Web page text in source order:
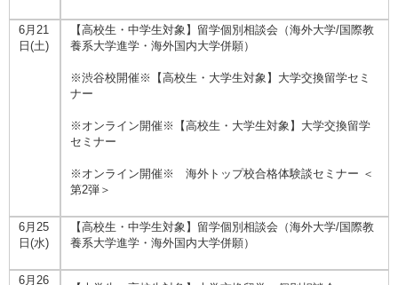
6月21
日(土)
【高校生・中学生対象】留学個別相談会（海外大学/国際教
養系大学進学・海外国内大学併願）
※渋谷校開催※【高校生・大学生対象】大学交換留学セミ
ナー
※オンライン開催※【高校生・大学生対象】大学交換留学
セミナー
※オンライン開催※ 海外トップ校合格体験談セミナー ＜
第2弾＞
6月25
日(水)
【高校生・中学生対象】留学個別相談会（海外大学/国際教
養系大学進学・海外国内大学併願）
6月26